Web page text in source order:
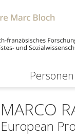
Personen
MARCO
European